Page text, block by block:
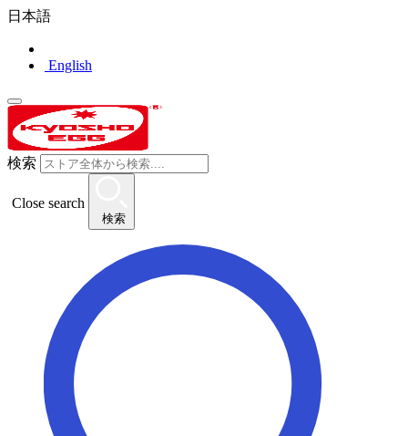
日本語
English
検索
Close search
検索